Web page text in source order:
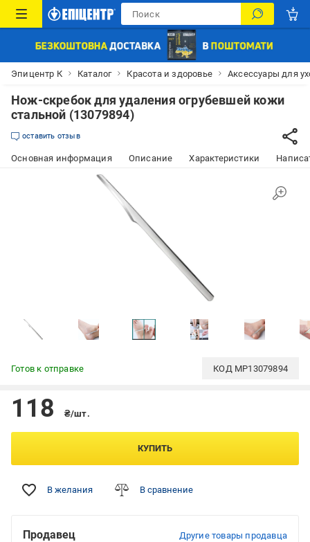
Эпицентр К Каталог Красота и здоровье Аксессуары для
Нож-скребок для удаления огрубевшей кожи
стальной (13079894)
оставить отзыв
Основная информация Описание Характеристики
Готов к отправке КОД MP13079894
118 ₴/шт.
КУПИТЬ
В желания В сравнение
Продавец Другие товары продавца